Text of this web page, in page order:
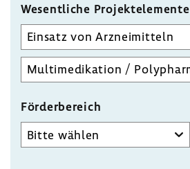
Wesent­liche Projekt­ele­mente
Wesentliche
Projektelemente
Detailauswahl
wesentliches
Projektelement
Förder­be­reich
Förderbereich